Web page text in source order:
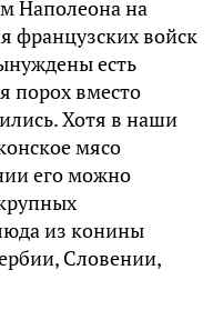
Наполеона на
французских войск
есть
порох вместо
Хотя в наши
мясо
его можно
из конины
Словении,